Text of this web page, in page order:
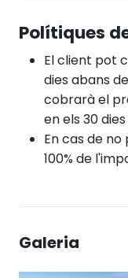
Polítiques
El client pot
dies abans
cobrarà el
en els 30
En cas de
100% de
Galeria